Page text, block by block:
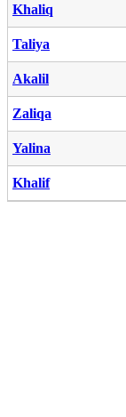
Khaliq
Taliya
Akalil
Zaliqa
Yalina
Khalif